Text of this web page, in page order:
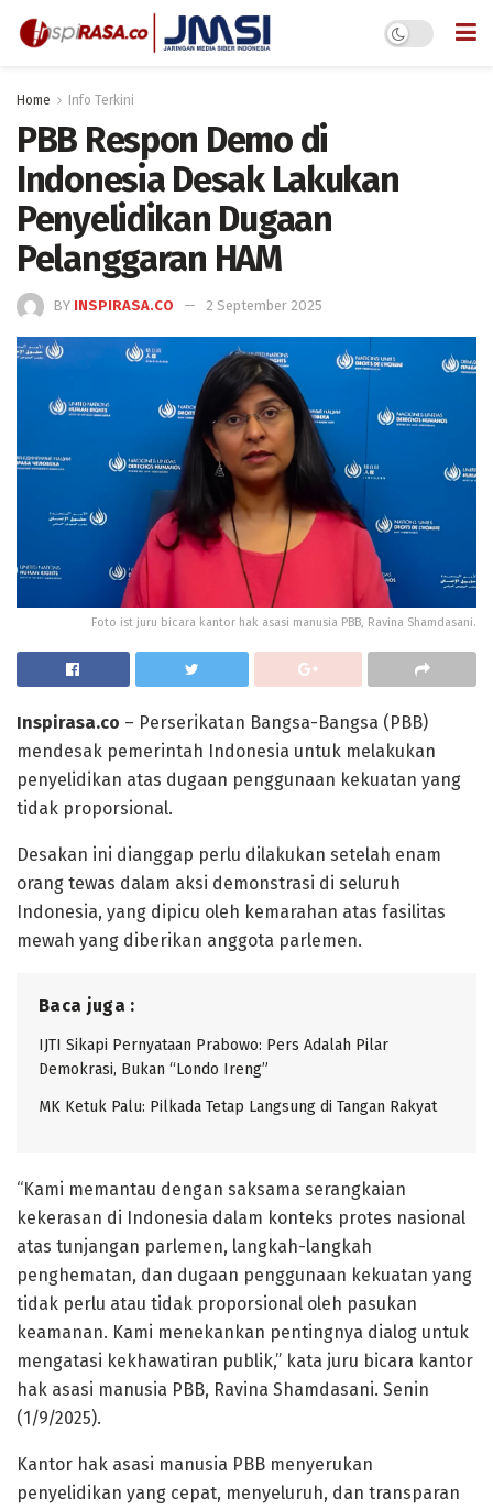
Home Info Terkini
PBB Respon Demo di
Indonesia Desak Lakukan
Penyelidikan Dugaan
Pelanggaran HAM
BY INSPIRASA.CO 2 September 2025
Foto ist juru bicara kantor hak asasi manusia PBB, Ravina Shamdasani.
Inspirasa.co – Perserikatan Bangsa-Bangsa (PBB)
mendesak pemerintah Indonesia untuk melakukan
penyelidikan atas dugaan penggunaan kekuatan yang
tidak proporsional.
Desakan ini dianggap perlu dilakukan setelah enam
orang tewas dalam aksi demonstrasi di seluruh
Indonesia, yang dipicu oleh kemarahan atas fasilitas
mewah yang diberikan anggota parlemen.
Baca juga :
IJTI Sikapi Pernyataan Prabowo: Pers Adalah Pilar
Demokrasi, Bukan “Londo Ireng”
MK Ketuk Palu: Pilkada Tetap Langsung di Tangan Rakyat
“Kami memantau dengan saksama serangkaian
kekerasan di Indonesia dalam konteks protes nasional
atas tunjangan parlemen, langkah-langkah
penghematan, dan dugaan penggunaan kekuatan yang
tidak perlu atau tidak proporsional oleh pasukan
keamanan. Kami menekankan pentingnya dialog untuk
mengatasi kekhawatiran publik,” kata juru bicara kantor
hak asasi manusia PBB, Ravina Shamdasani. Senin
(1/9/2025).
Kantor hak asasi manusia PBB menyerukan
penyelidikan yang cepat, menyeluruh, dan transparan